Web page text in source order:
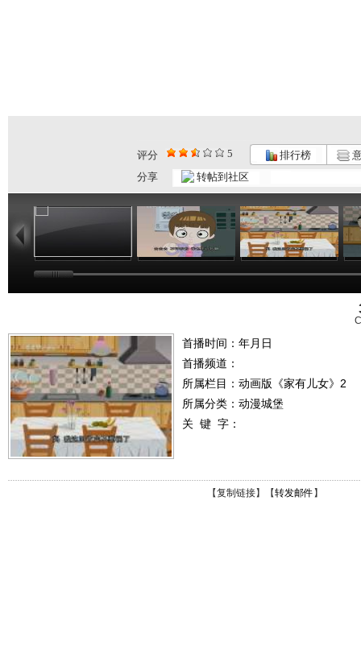
评分 5 排行榜
分享
转帖到社区
25:18
[动漫星空]...
24:38
[动漫星空]...
23:38
首播时间：年月日
首播频道：
所属栏目： 动画版《家有儿女》2
所属分类：动漫城堡
关 键 字：
【复制链接】【转发邮件 】